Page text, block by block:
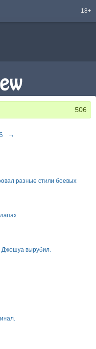
18+
506
→
разные стили боевых
Джошуа вырубил.